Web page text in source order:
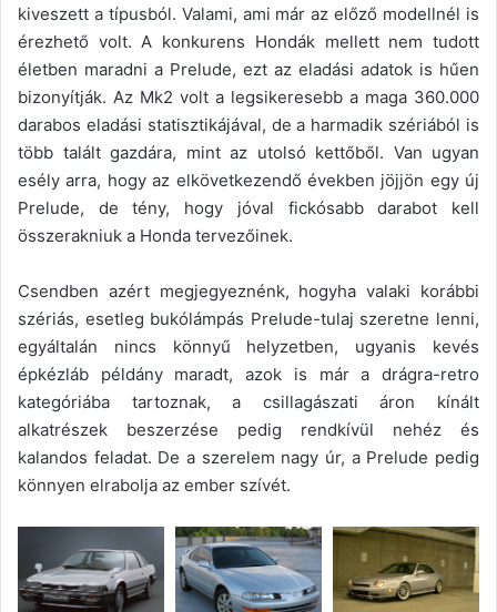
kiveszett a típusból. Valami, ami már az előző modellnél is
érezhető volt. A konkurens Hondák mellett nem tudott
életben maradni a Prelude, ezt az eladási adatok is hűen
bizonyítják. Az Mk2 volt a legsikeresebb a maga 360.000
darabos eladási statisztikájával, de a harmadik szériából is
több talált gazdára, mint az utolsó kettőből. Van ugyan
esély arra, hogy az elkövetkezendő években jöjjön egy új
Prelude, de tény, hogy jóval fickósabb darabot kell
összerakniuk a Honda tervezőinek.
Csendben azért megjegyeznénk, hogyha valaki korábbi
szériás, esetleg bukólámpás Prelude-tulaj szeretne lenni,
egyáltalán nincs könnyű helyzetben, ugyanis kevés
épkézláb példány maradt, azok is már a drágra-retro
kategóriába tartoznak, a csillagászati áron kínált
alkatrészek beszerzése pedig rendkívül nehéz és
kalandos feladat. De a szerelem nagy úr, a Prelude pedig
könnyen elrabolja az ember szívét.